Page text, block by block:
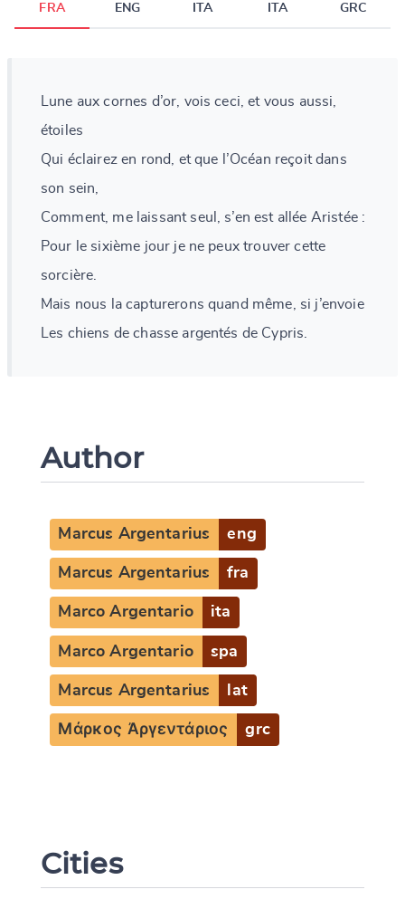
FRA ENG ITA ITA GRC
Lune aux cornes d’or, vois ceci, et vous aussi,
étoiles
Qui éclairez en rond, et que l’Océan reçoit dans
son sein,
Comment, me laissant seul, s’en est allée Aristée :
Pour le sixième jour je ne peux trouver cette
sorcière.
Mais nous la capturerons quand même, si j’envoie
Les chiens de chasse argentés de Cypris.
Author
Marcus Argentarius eng
Marcus Argentarius fra
Marco Argentario ita
Marco Argentario spa
Marcus Argentarius lat
Μάρκος Ἀργεντάριος grc
Cities